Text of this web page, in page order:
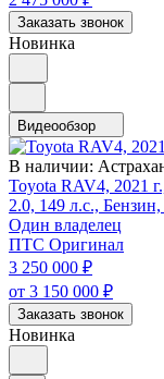
Заказать звонок
Новинка
Видеообзор
В наличии:
Toyota RAV4, 2021
2.0, 149 л.с.,
Один владелец
ПТС Оригинал
3 250 000 ₽
от 3 150 000 ₽
Заказать звонок
Новинка